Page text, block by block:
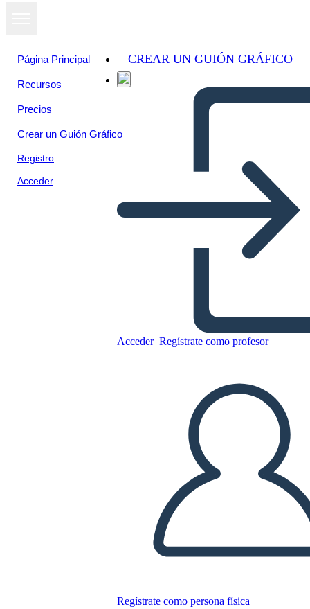
Página Principal
Recursos
Precios
Crear un Guión Gráfico
Registro
Acceder
CREAR UN GUIÓN GRÁFICO
Acceder Regístrate como profesor
Regístrate como persona física
los oceanos
CREAR UN GUIÓN GRÁFICO
JUEGO DE DIAPOSITIVAS
LEERME
Ver como
presentación